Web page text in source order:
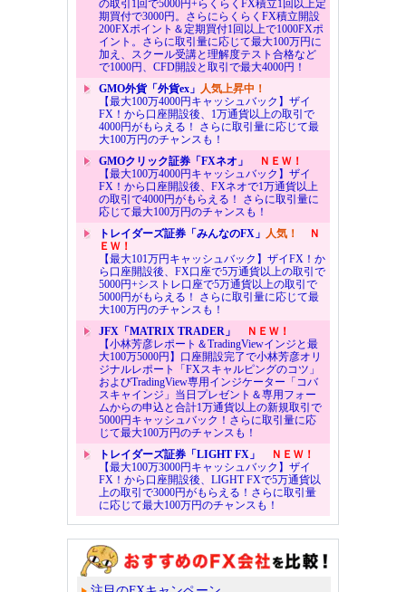
の取引1回で5000円+らくらくFX積立1回以上定
期買付で3000円。さらにらくらくFX積立開設
200FXポイント＆定期買付1回以上で1000FXポ
イント。さらに取引量に応じて最大100万円に
加え、スクール受講と理解度テスト合格など
で1000円、CFD開設と取引で最大4000円！
GMO外貨「外貨ex」 人気上昇中！
【最大100万4000円キャッシュバック】ザイ
FX！から口座開設後、1万通貨以上の取引で
4000円がもらえる！ さらに取引量に応じて最
大100万円のチャンスも！
GMOクリック証券「FXネオ」
ＮＥＷ！
【最大100万4000円キャッシュバック】ザイ
FX！から口座開設後、FXネオで1万通貨以上
の取引で4000円がもらえる！ さらに取引量に
応じて最大100万円のチャンスも！
トレイダーズ証券「みんなのFX」 人気！
Ｎ
ＥＷ！
【最大101万円キャッシュバック】ザイFX！か
ら口座開設後、FX口座で5万通貨以上の取引で
5000円+シストレ口座で5万通貨以上の取引で
5000円がもらえる！ さらに取引量に応じて最
大100万円のチャンスも！
JFX「MATRIX TRADER」
ＮＥＷ！
【小林芳彦レポート＆TradingViewインジと最
大100万5000円】口座開設完了で小林芳彦オリ
ジナルレポート「FXスキャルピングのコツ」
およびTradingView専用インジケーター「コバ
スキャインジ」当日プレゼント＆専用フォー
ムからの申込と合計1万通貨以上の新規取引で
5000円キャッシュバック！さらに取引量に応
じて最大100万円のチャンスも！
トレイダーズ証券「LIGHT FX」
ＮＥＷ！
【最大100万3000円キャッシュバック】ザイ
FX！から口座開設後、LIGHT FXで5万通貨以
上の取引で3000円がもらえる！さらに取引量
に応じて最大100万円のチャンスも！